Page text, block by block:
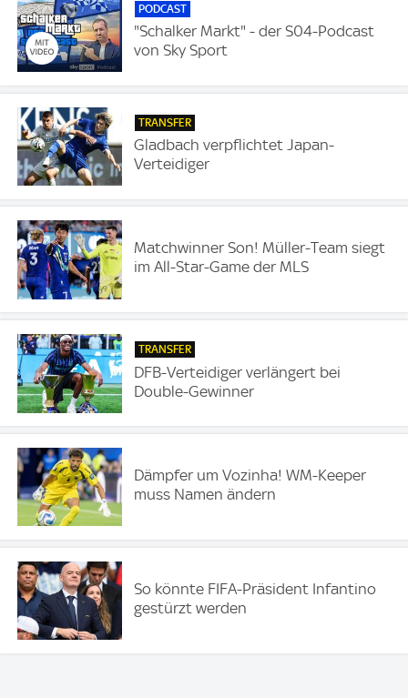
PODCAST
"Schalker Markt" - der S04-Podcast
von Sky Sport
TRANSFER
Gladbach verpflichtet Japan-
Verteidiger
Matchwinner Son! Müller-Team siegt
im All-Star-Game der MLS
TRANSFER
DFB-Verteidiger verlängert bei
Double-Gewinner
Dämpfer um Vozinha! WM-Keeper
muss Namen ändern
So könnte FIFA-Präsident Infantino
gestürzt werden